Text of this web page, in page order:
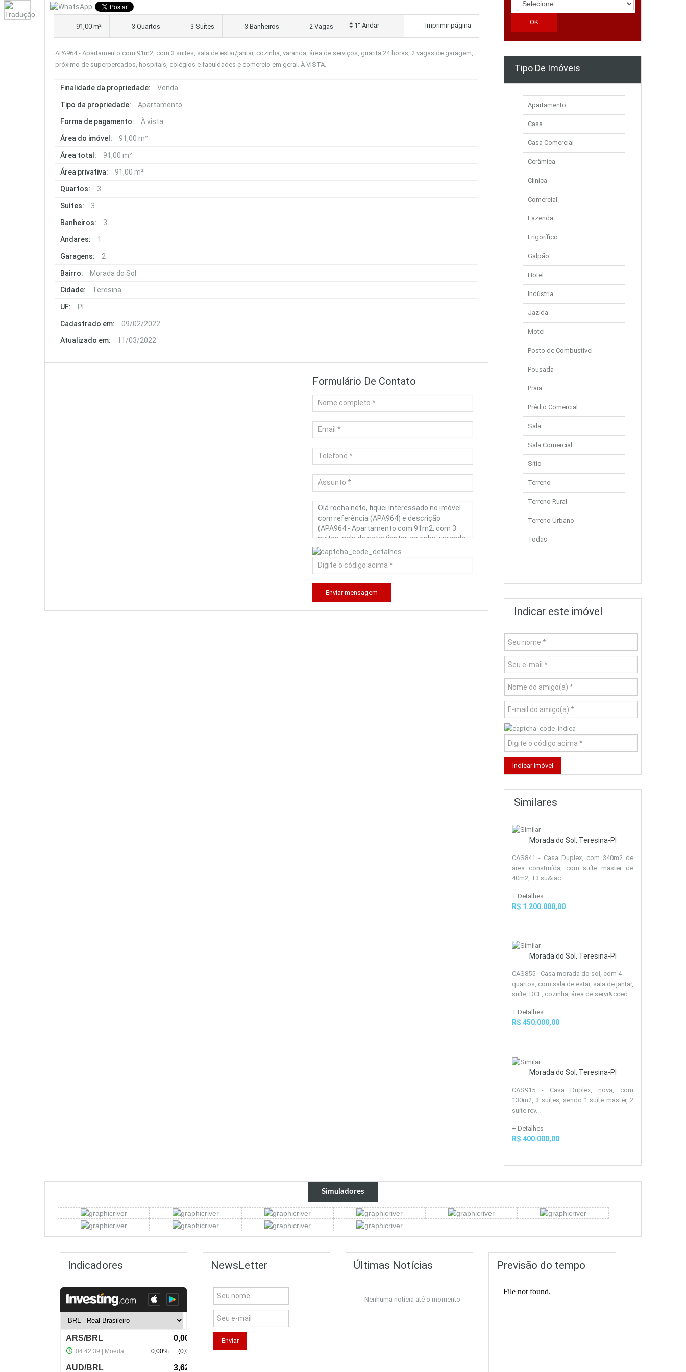
91,00 m² 3 Quartos 3 Suítes 3 Banheiros 2 Vagas 1° Andar Imprimir página
APA964 - Apartamento com 91m2, com 3 suites, sala de estar/jantar, cozinha, varanda, área de serviços, guarita 24 horas, 2 vagas de garagem,
próximo de superpercados, hospitais, colégios e faculdades e comercio em geral. À VISTA.
Finalidade da propriedade: Venda
Tipo da propriedade: Apartamento
Forma de pagamento: À vista
Área do imóvel: 91,00 m²
Área total: 91,00 m²
Área privativa: 91,00 m²
Quartos: 3
Suítes: 3
Banheiros: 3
Andares: 1
Garagens: 2
Bairro: Morada do Sol
Cidade: Teresina
UF: PI
Cadastrado em: 09/02/2022
Atualizado em: 11/03/2022
Formulário De Contato
Enviar mensagem
Tipo De Imóveis
Apartamento
Casa
Casa Comercial
Cerâmica
Clínica
Comercial
Fazenda
Frigorífico
Galpão
Hotel
Indústria
Jazida
Motel
Posto de Combustível
Pousada
Praia
Prédio Comercial
Sala
Sala Comercial
Sítio
Terreno
Terreno Rural
Terreno Urbano
Todas
Indicar este imóvel
Similares
Morada do Sol, Teresina-PI
CAS841 - Casa Duplex, com 340m2 de
área construída, com suíte master de
40m2, +3 su&iac...
+ Detalhes
R$ 1.200.000,00
Morada do Sol, Teresina-PI
CAS855 - Casa morada do sol, com 4
quartos, com sala de estar, sala de jantar,
suíte, DCE, cozinha, área de servi&cced...
+ Detalhes
R$ 450.000,00
Morada do Sol, Teresina-PI
CAS915 - Casa Duplex, nova, com
130m2, 3 suítes, sendo 1 suíte master, 2
suíte rev...
+ Detalhes
R$ 400.000,00
Simuladores
Indicadores NewsLetter Últimas Notícias
Nenhuma notícia até o momento
Previsão do tempo